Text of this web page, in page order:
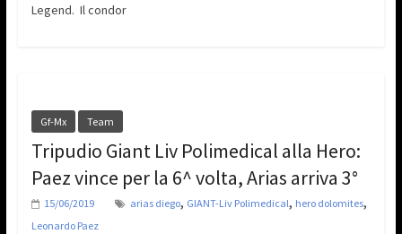
Legend. Il condor
Gf-Mx Team
Tripudio Giant Liv Polimedical alla Hero:
Paez vince per la 6^ volta, Arias arriva 3°
15/06/2019 arias diego, GIANT-Liv Polimedical, hero dolomites,
Leonardo Paez